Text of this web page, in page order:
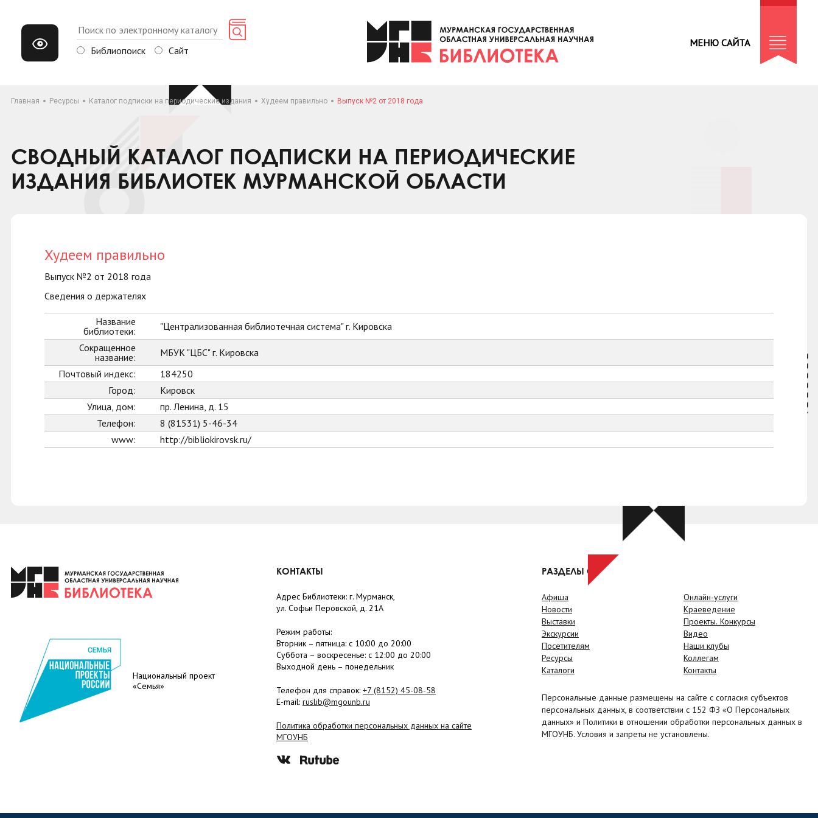
Библиопоиск Сайт
МЕНЮ САЙТА
Главная Ресурсы Каталог подписки на периодические издания Худеем правильно Выпуск №2 от 2018 года
СВОДНЫЙ КАТАЛОГ ПОДПИСКИ НА ПЕРИОДИЧЕСКИЕ
ИЗДАНИЯ БИБЛИОТЕК МУРМАНСКОЙ ОБЛАСТИ
Худеем правильно
Выпуск №2 от 2018 года
Сведения о держателях
Название
библиотеки:
"Централизованная библиотечная система" г. Кировска
Сокращенное
название:
МБУК "ЦБС" г. Кировска
Почтовый индекс:
184250
Город:
Кировск
Улица, дом:
пр. Ленина, д. 15
Телефон:
8 (81531) 5-46-34
www:
http://bibliokirovsk.ru/
Национальный проект
«Семья»
КОНТАКТЫ
Адрес Библиотеки: г. Мурманск,
ул. Софьи Перовской, д. 21А
Режим работы:
Вторник – пятница: с 10:00 до 20:00
Суббота – воскресенье: c 12:00 до 20:00
Выходной день – понедельник
Телефон для справок: +7 (8152) 45-08-58
E-mail: ruslib@mgounb.ru
Политика обработки персональных данных на сайте
МГОУНБ
РАЗДЕЛЫ САЙТА
Афиша
Новости
Выставки
Экскурсии
Посетителям
Ресурсы
Каталоги
Онлайн-услуги
Краеведение
Проекты. Конкурсы
Видео
Наши клубы
Коллегам
Контакты
Персональные данные размещены на сайте с согласия субъектов
персональных данных, в соответствии с 152 ФЗ «О Персональных
данных» и Политики в отношении обработки персональных данных в
МГОУНБ. Условия и запреты не установлены.